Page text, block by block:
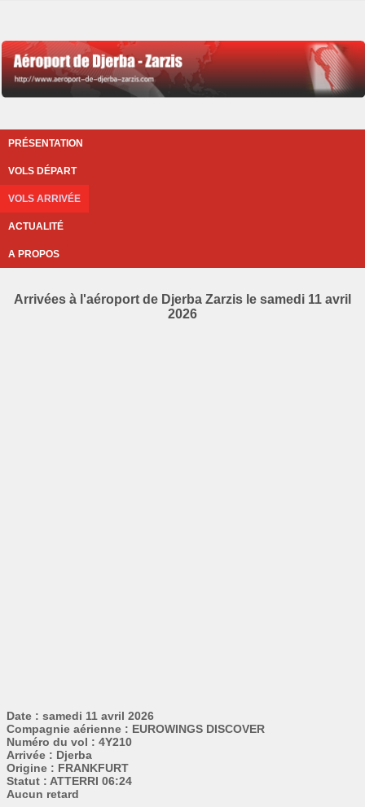
PRÉSENTATION
VOLS DÉPART
VOLS ARRIVÉE
ACTUALITÉ
A PROPOS
Arrivées à l'aéroport de Djerba Zarzis le samedi 11 avril
2026
Date : samedi 11 avril 2026
Compagnie aérienne : EUROWINGS DISCOVER
Numéro du vol : 4Y210
Arrivée : Djerba
Origine : FRANKFURT
Statut : ATTERRI 06:24
Aucun retard